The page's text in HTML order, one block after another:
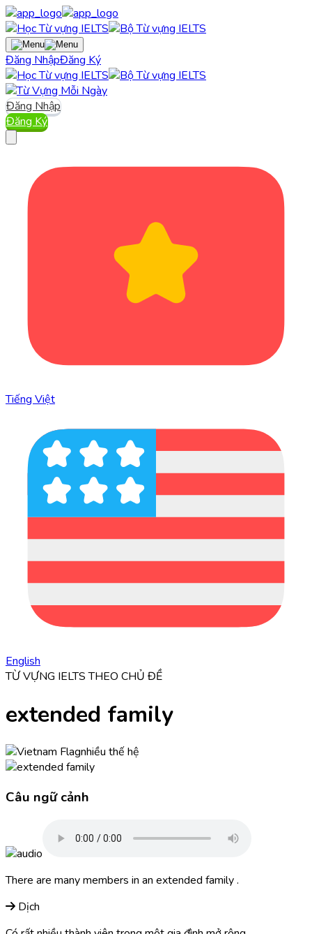
Đăng NhậpĐăng Ký
Đăng Nhập
Đăng Ký
Tiếng Việt
English
TỪ VỰNG IELTS THEO CHỦ ĐỀ
extended family
nhiều thế hệ
Câu ngữ cảnh
There are many members in an extended family.
Dịch